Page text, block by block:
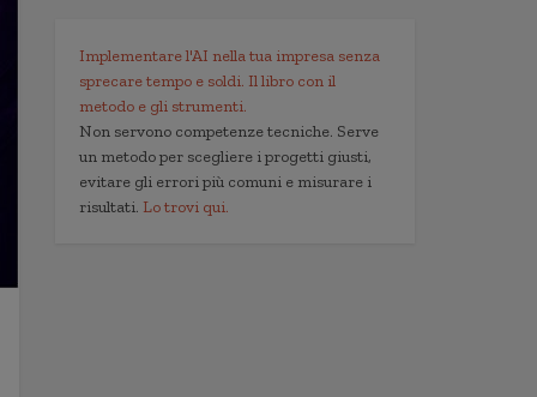
Implementare l'AI nella tua impresa senza
sprecare tempo e soldi. Il libro con il
metodo e gli strumenti.
Non servono competenze tecniche. Serve
un metodo per scegliere i progetti giusti,
evitare gli errori più comuni e misurare i
risultati. Lo trovi qui.